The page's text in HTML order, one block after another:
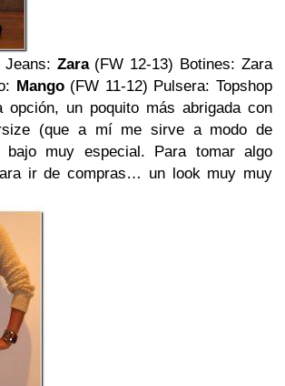
Zara(FW 12-13) Botines: Zara
Mango(FW 11-12) Pulsera: Topshop
opción, un poquito más abrigada con
(que a mí me sirve a modo de
bajo muy especial. Para tomar algo
ir de compras… un look muy muy